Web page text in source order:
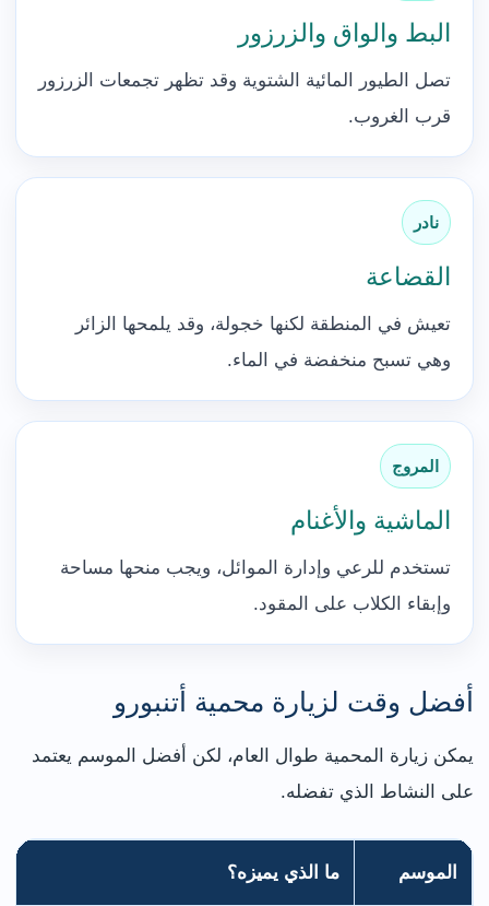
البط والواق والزرزور
تصل الطيور المائية الشتوية وقد تظهر تجمعات الزرزور
قرب الغروب.
نادر
القضاعة
تعيش في المنطقة لكنها خجولة، وقد يلمحها الزائر
وهي تسبح منخفضة في الماء.
المروج
الماشية والأغنام
تستخدم للرعي وإدارة الموائل، ويجب منحها مساحة
وإبقاء الكلاب على المقود.
أفضل وقت لزيارة محمية أتنبورو
يمكن زيارة المحمية طوال العام، لكن أفضل الموسم يعتمد
على النشاط الذي تفضله.
الموسم ما الذي يميزه؟